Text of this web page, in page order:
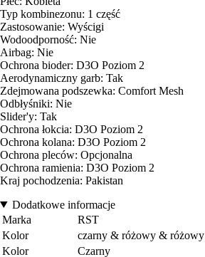
Typ kombinezonu: 1 część
Zastosowanie: Wyścigi
Wodoodporność: Nie
Airbag: Nie
Ochrona bioder: D3O Poziom 2
Aerodynamiczny garb: Tak
Zdejmowana podszewka: Comfort Mesh
Odbłyśniki: Nie
Slider'y: Tak
Ochrona łokcia: D3O Poziom 2
Ochrona kolana: D3O Poziom 2
Ochrona pleców: Opcjonalna
Ochrona ramienia: D3O Poziom 2
Kraj pochodzenia: Pakistan
Dodatkowe informacje
Marka
RST
Kolor
czarny & różowy & różowy
Kolor
Czarny